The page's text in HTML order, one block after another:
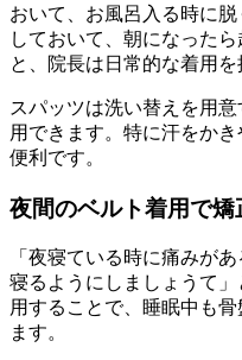
おいて、お風呂入る時に
しておいて、朝になった
と、院長は日常的な着用を
スパッツは洗い替えを用
用できます。特に汗をか
便利です。
夜間のベルト着用で
「夜寝ている時に痛みが
寝るようにしましょうて
用することで、睡眠中も
ます。